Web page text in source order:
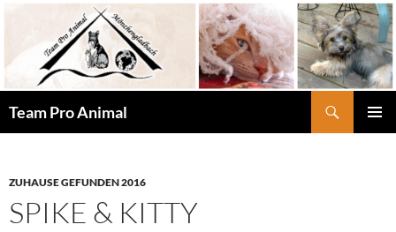
springen
Team Pro Animal
ZUHAUSE GEFUNDEN 2016
SPIKE & KITTY